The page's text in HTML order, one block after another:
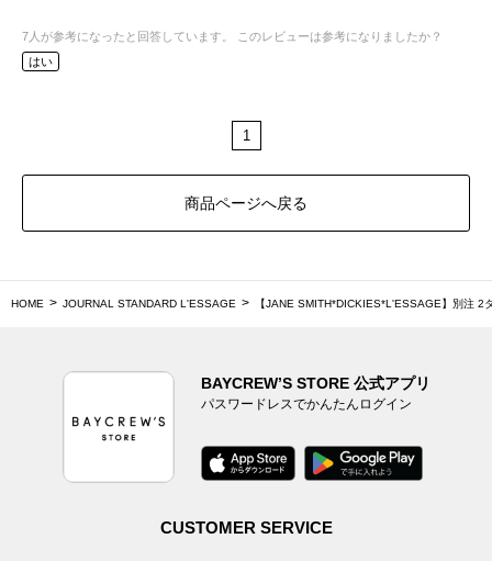
7 人が参考になったと回答しています。
このレビューは参考になりましたか？
はい
1
商品ページへ戻る
HOME JOURNAL STANDARD L'ESSAGE 【JANE SMITH*DICKIES*L'ESSAGE】別注 2
BAYCREW’S STORE 公式アプリ
パスワードレスでかんたんログイン
CUSTOMER SERVICE